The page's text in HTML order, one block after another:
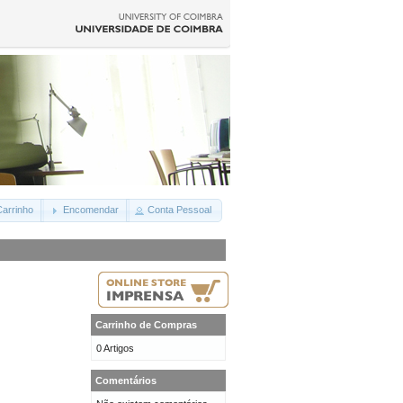
Encomendar Conta Pessoal
Carrinho de Compras
0 Artigos
Comentários